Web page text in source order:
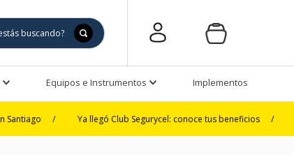
Equipos e Instrumentos Implementos de
/ Ya llegó Club Segurycel: conoce tus beneficios / 3 y 6